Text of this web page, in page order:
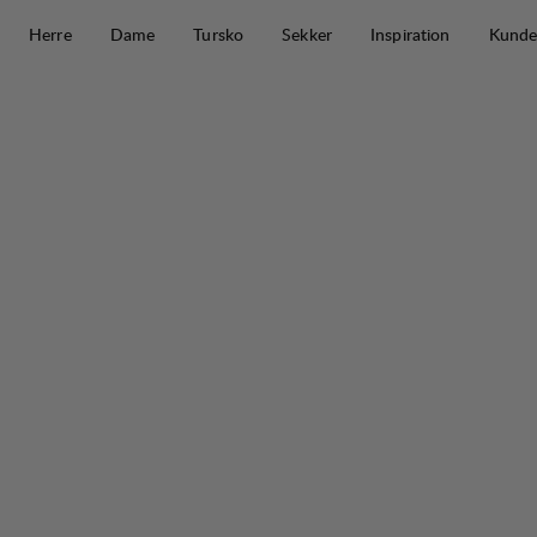
Herre
Dame Tursko Sekker Inspiration